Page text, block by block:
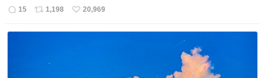
返
15
リ
1,198
い
20,969